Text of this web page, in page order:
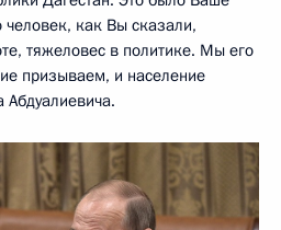
как Вы сказали,
тяжеловес в политике. Мы его
призываем, и население